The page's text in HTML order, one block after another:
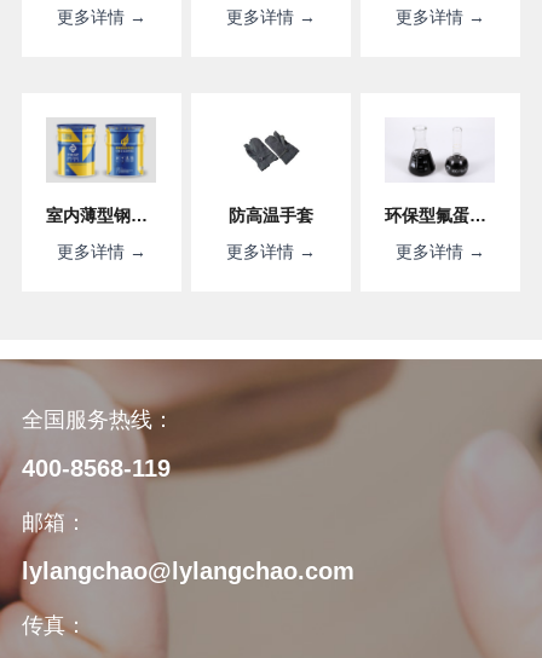
更多详情 →
更多详情 →
更多详情 →
室内薄型钢结构防火涂料
更多详情 →
防高温手套
更多详情 →
环保型氟蛋白泡沫灭火剂FP3/6%
更多详情 →
全国服务热线：
400-8568-119
邮箱：
lylangchao@lylangchao.com
传真：